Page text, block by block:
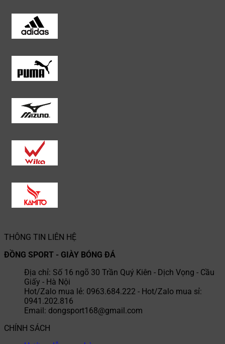
THÔNG TIN LIÊN HỆ
ĐỒNG SPORT - GIÀY BÓNG ĐÁ
Địa chỉ: Số 16 ngõ 30 Trần Quý Kiên - Dịch Vọng - Cầu
Giấy - Hà Nội
Hot/Zalo mua lẻ: 0963.684.222 - Hot/Zalo mua sỉ:
0941.202.816
Email: dongsport168@gmail.com
CHÍNH SÁCH